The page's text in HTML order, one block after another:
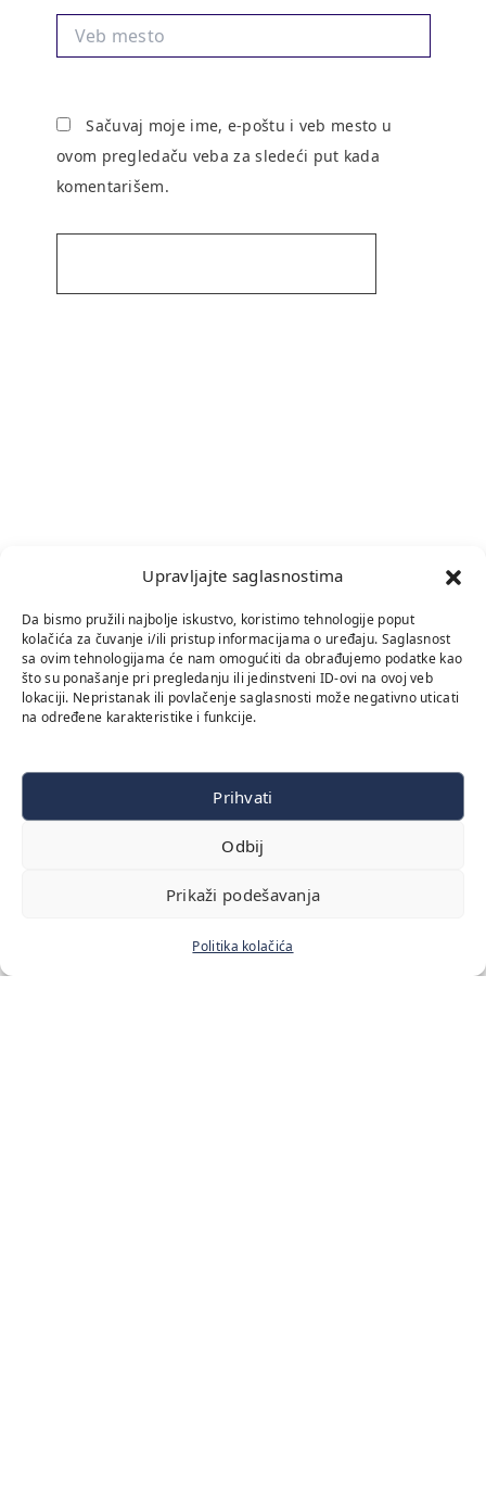
Upravljajte saglasnostima
Da bismo pružili najbolje iskustvo, koristimo tehnologije poput
kolačića za čuvanje i/ili pristup informacijama o uređaju. Saglasnost
sa ovim tehnologijama će nam omogućiti da obrađujemo podatke kao
što su ponašanje pri pregledanju ili jedinstveni ID-ovi na ovoj veb
lokaciji. Nepristanak ili povlačenje saglasnosti može negativno uticati
na određene karakteristike i funkcije.
Prihvati
Odbij
Prikaži podešavanja
Politika kolačića
mesto
Sačuvaj moje ime, e-poštu i veb mesto u
ovom pregledaču veba za sledeći put kada
komentarišem.